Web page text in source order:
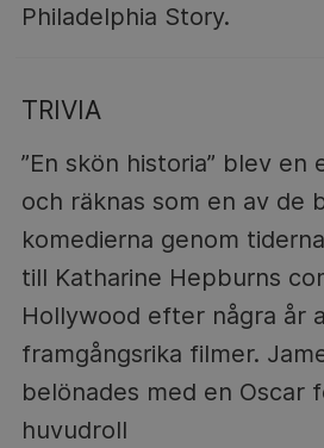
Philadelphia Story.
TRIVIA
”En skön historia” blev en
och räknas som en av de
komedierna genom
till Katharine Hepburns
Hollywood efter några år
framgångsrika filmer.
belönades med en Oscar
huvudroll